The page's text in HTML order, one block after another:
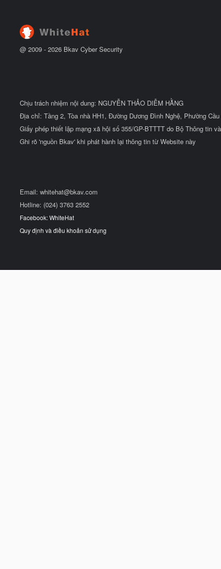
@ 2009 - 2026 Bkav Cyber Security
Chịu trách nhiệm nội dung: NGUYỄN THẢO DIỄM HẰNG
Địa chỉ: Tầng 2, Tòa nhà HH1, Đường Dương Đình Nghệ, Phường
Giấy phép thiết lập mạng xã hội số 355/GP-BTTTT do Bộ Thông tin
Ghi rõ 'nguồn Bkav' khi phát hành lại thông tin từ Website này
Email: whitehat@bkav.com
Hotline: (024) 3763 2552
Facebook: WhiteHat
Quy định và điều khoản sử dụng